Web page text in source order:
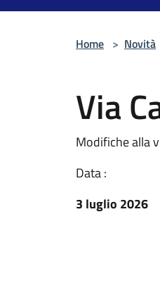
Home > Novità
Via
Modifiche alla
Data :
3 luglio 2026